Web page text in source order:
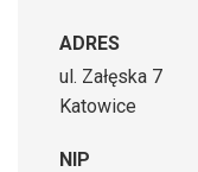
ADRES
ul. Załęska 7
Katowice
NIP